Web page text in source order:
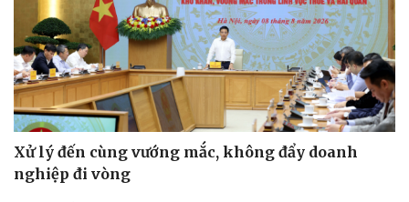
Xử lý đến cùng vướng mắc, không đẩy doanh
nghiệp đi vòng